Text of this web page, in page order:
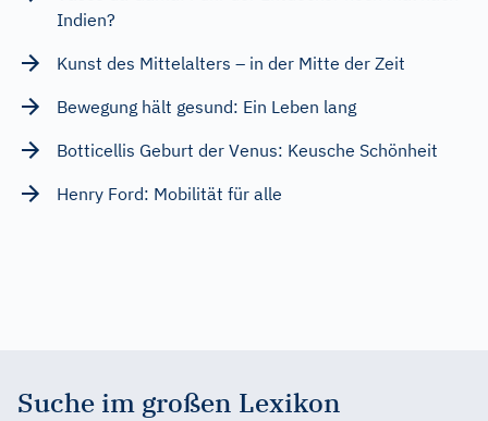
Indien?
Kunst des Mittelalters – in der Mitte der Zeit
Bewegung hält gesund: Ein Leben lang
Botticellis Geburt der Venus: Keusche Schönheit
Henry Ford: Mobilität für alle
Suche im großen Lexikon